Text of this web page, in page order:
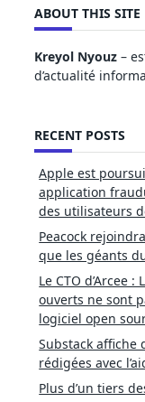
ABOUT THIS SITE
Kreyol Nyouz –
d’actualité
RECENT POSTS
Apple est
application
des utilisateurs
Peacock
que les géants
Le CTO d’Arcee
ouverts ne sont
logiciel open
Substack affiche
rédigées avec
Plus d’un tiers